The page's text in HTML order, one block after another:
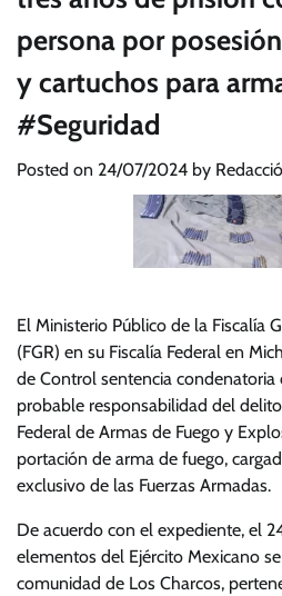
persona por
y cartuchos para
#Seguridad
Posted on 24/07/2024 by
El Ministerio Público de la Fiscalía
(FGR) en su Fiscalía Federal en
de Control sentencia
probable responsabilidad del
Federal de Armas de Fuego y
portación de arma de fuego,
exclusivo de las Fuerzas Armadas.
De acuerdo con el expediente, el
elementos del Ejército Mexicano
comunidad de Los Charcos,